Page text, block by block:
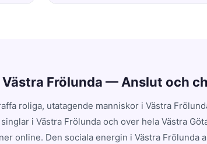
Frölunda — Anslut och
roliga, utatagende manniskor i Västra
i Västra Frölunda och over hela Västra
online. Den sociala energin i Västra Frölunda